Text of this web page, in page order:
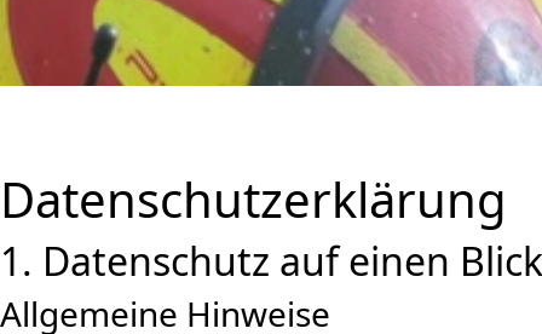
Datenschutz­erklärung
1. Datenschutz auf einen Blick
Allgemeine Hinweise